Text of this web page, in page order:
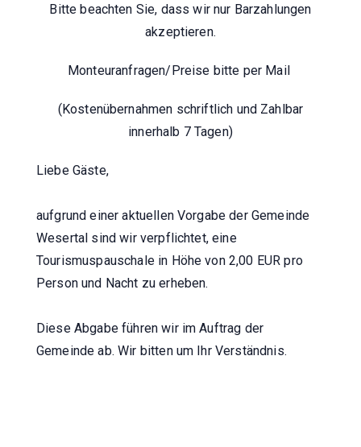
Bitte beachten Sie, dass wir nur Barzahlungen
akzeptieren.
Monteuranfragen/Preise bitte per Mail
(Kostenübernahmen schriftlich und Zahlbar
innerhalb 7 Tagen)
Liebe Gäste,
aufgrund einer aktuellen Vorgabe der Gemeinde
Wesertal sind wir verpflichtet, eine
Tourismuspauschale in Höhe von 2,00 EUR pro
Person und Nacht zu erheben.
Diese Abgabe führen wir im Auftrag der
Gemeinde ab. Wir bitten um Ihr Verständnis.